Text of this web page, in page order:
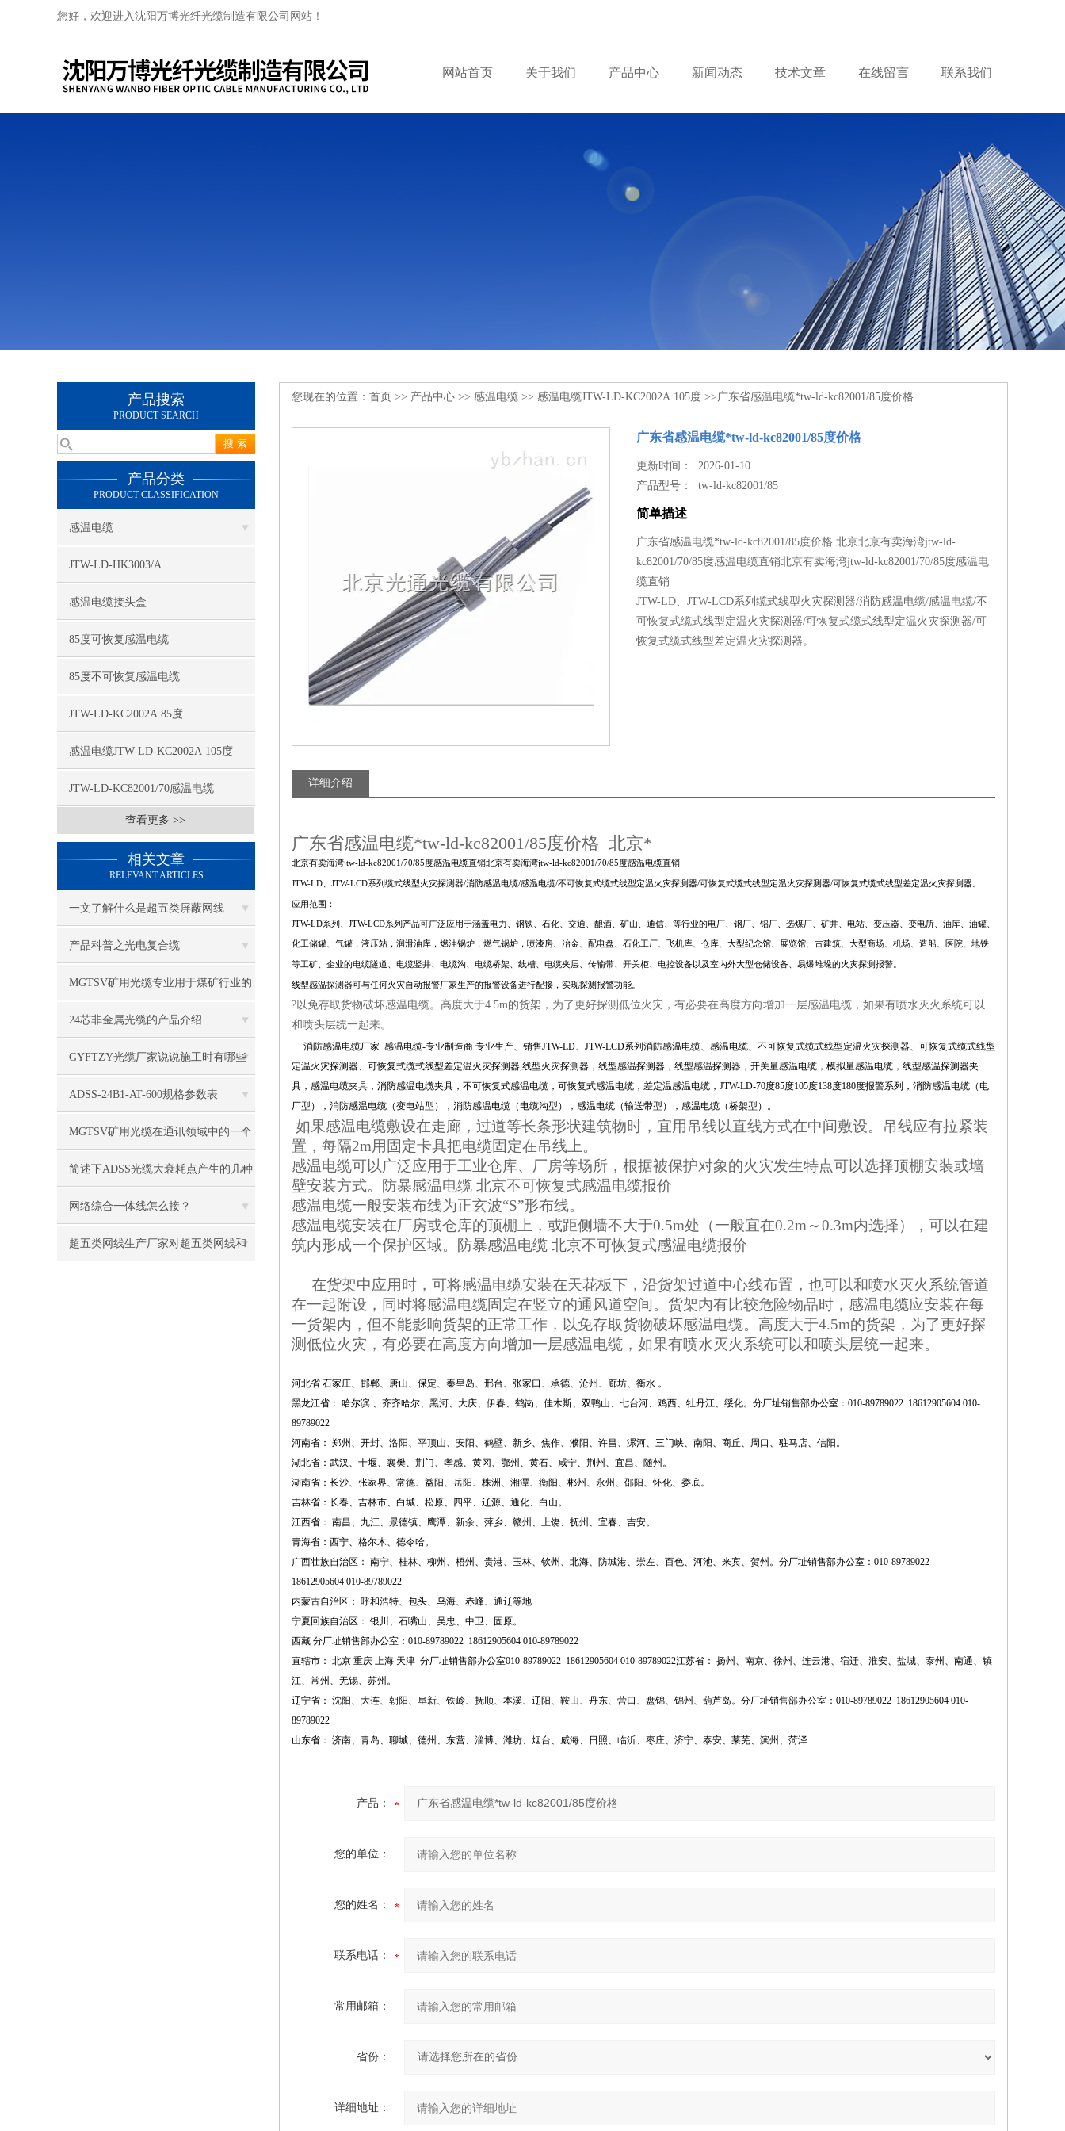
您好，欢迎进入沈阳万博光纤光缆制造有限公司网站！
网站首页 关于我们 产品中心 新闻动态 技术文章 在线留言 联系我们
产品搜索
PRODUCT SEARCH
产品分类
PRODUCT CLASSIFICATION
感温电缆
JTW-LD-HK3003/A
感温电缆接头盒
85度可恢复感温电缆
85度不可恢复感温电缆
JTW-LD-KC2002A 85度
感温电缆JTW-LD-KC2002A 105度
JTW-LD-KC82001/70感温电缆
查看更多 >>
相关文章
RELEVANT ARTICLES
一文了解什么是超五类屏蔽网线
产品科普之光电复合缆
MGTSV矿用光缆专业用于煤矿行业的
通讯光缆
24芯非金属光缆的产品介绍
GYFTZY光缆厂家说说施工时有哪些
要求
ADSS-24B1-AT-600规格参数表
MGTSV矿用光缆在通讯领域中的一个
特殊应用
简述下ADSS光缆大衰耗点产生的几种
原因
网络综合一体线怎么接？
超五类网线生产厂家对超五类网线和
您现在的位置： 首页 >> 产品中心 >> 感温电缆 >> 感温电缆JTW-LD-KC2002A 105度 >>广东省感温电缆*tw-ld-kc82001/85度价格
广东省感温电缆*tw-ld-kc82001/85度价格
更新时间： 2026-01-10
产品型号：tw-ld-kc82001/85
简单描述
广东省感温电缆*tw-ld-kc82001/85度价格 北京北京有卖海湾jtw-ld-
kc82001/70/85度感温电缆直销北京有卖海湾jtw-ld-kc82001/70/85度感温电
缆直销
JTW-LD、JTW-LCD系列缆式线型火灾探测器/消防感温电缆/感温电缆/不
可恢复式缆式线型定温火灾探测器/可恢复式缆式线型定温火灾探测器/可
恢复式缆式线型差定温火灾探测器。
详细介绍
广东省感温电缆*tw-ld-kc82001/85度价格 北京*
北京有卖海湾jtw-ld-kc82001/70/85度感温电缆直销北京有卖海湾jtw-ld-kc82001/70/85度感温电缆直销
JTW-LD、JTW-LCD系列缆式线型火灾探测器/消防感温电缆/感温电缆/不可恢复式缆式线型定温火灾探测器/可恢复式缆式线型定温火灾探测器/可恢复式缆式线型差定温火灾探测器。
应用范围：
JTW-LD系列、JTW-LCD系列产品可广泛应用于涵盖电力、钢铁、石化、交通、酿酒、矿山、通信、等行业的电厂、钢厂、铝厂、选煤厂、矿井、电站、变压器、变电所、油库、油罐、
化工储罐、气罐，液压站，润滑油库，燃油锅炉，燃气锅炉，喷漆房、冶金、配电盘、石化工厂、飞机库、仓库、大型纪念馆、展览馆、古建筑、大型商场、机场、造船、医院、地铁
等工矿、企业的电缆隧道、电缆竖井、电缆沟、电缆桥架、线槽、电缆夹层、传输带、开关柜、电控设备以及室内外大型仓储设备、易爆堆垛的火灾探测报警。
线型感温探测器可与任何火灾自动报警厂家生产的报警设备进行配接，实现探测报警功能。
?以免存取货物破坏感温电缆。高度大于4.5m的货架，为了更好探测低位火灾，有必要在高度方向增加一层感温电缆，如果有喷水灭火系统可以
和喷头层统一起来。
消防感温电缆厂家 感温电缆-专业制造商 专业生产、销售JTW-LD、JTW-LCD系列消防感温电缆、感温电缆、不可恢复式缆式线型定温火灾探测器、可恢复式缆式线型
定温火灾探测器、可恢复式缆式线型差定温火灾探测器,线型火灾探测器，线型感温探测器，线型感温探测器，开关量感温电缆，模拟量感温电缆，线型感温探测器夹
具，感温电缆夹具，消防感温电缆夹具，不可恢复式感温电缆，可恢复式感温电缆，差定温感温电缆，JTW-LD-70度85度105度138度180度报警系列，消防感温电缆（电
厂型），消防感温电缆（变电站型），消防感温电缆（电缆沟型），感温电缆（输送带型），感温电缆（桥架型）。
如果感温电缆敷设在走廊，过道等长条形状建筑物时，宜用吊线以直线方式在中间敷设。吊线应有拉紧装
置，每隔2m用固定卡具把电缆固定在吊线上。
感温电缆可以广泛应用于工业仓库、厂房等场所，根据被保护对象的火灾发生特点可以选择顶棚安装或墙
壁安装方式。防暴感温电缆 北京不可恢复式感温电缆报价
感温电缆一般安装布线为正玄波“S”形布线。
感温电缆安装在厂房或仓库的顶棚上，或距侧墙不大于0.5m处（一般宜在0.2m～0.3m内选择），可以在建
筑内形成一个保护区域。防暴感温电缆 北京不可恢复式感温电缆报价
在货架中应用时，可将感温电缆安装在天花板下，沿货架过道中心线布置，也可以和喷水灭火系统管道
在一起附设，同时将感温电缆固定在竖立的通风道空间。货架内有比较危险物品时，感温电缆应安装在每
一货架内，但不能影响货架的正常工作，以免存取货物破坏感温电缆。高度大于4.5m的货架，为了更好探
测低位火灾，有必要在高度方向增加一层感温电缆，如果有喷水灭火系统可以和喷头层统一起来。
河北省 石家庄、邯郸、唐山、保定、秦皇岛、邢台、张家口、承德、沧州、廊坊、衡水 。
黑龙江省： 哈尔滨 、齐齐哈尔、黑河、大庆、伊春、鹤岗、佳木斯、双鸭山、七台河、鸡西、牡丹江、绥化。分厂址销售部办公室：010-89789022 18612905604 010-
89789022
河南省： 郑州、开封、洛阳、平顶山、安阳、鹤壁、新乡、焦作、濮阳、许昌、漯河、三门峡、南阳、商丘、周口、驻马店、信阳。
湖北省：武汉、十堰、襄樊、荆门、孝感、黄冈、鄂州、黄石、咸宁、荆州、宜昌、随州。
湖南省：长沙、张家界、常德、益阳、岳阳、株洲、湘潭、衡阳、郴州、永州、邵阳、怀化、娄底。
吉林省：长春、吉林市、白城、松原、四平、辽源、通化、白山。
江西省： 南昌、九江、景德镇、鹰潭、新余、萍乡、赣州、上饶、抚州、宜春、吉安。
青海省：西宁、格尔木、德令哈。
广西壮族自治区： 南宁、桂林、柳州、梧州、贵港、玉林、钦州、北海、防城港、崇左、百色、河池、来宾、贺州。分厂址销售部办公室：010-89789022
18612905604 010-89789022
内蒙古自治区： 呼和浩特、包头、乌海、赤峰、通辽等地
宁夏回族自治区： 银川、石嘴山、吴忠、中卫、固原。
西藏 分厂址销售部办公室：010-89789022 18612905604 010-89789022
直辖市： 北京 重庆 上海 天津 分厂址销售部办公室010-89789022 18612905604 010-89789022江苏省： 扬州、南京、徐州、连云港、宿迁、淮安、盐城、泰州、南通、镇
江、常州、无锡、苏州。
辽宁省： 沈阳、大连、朝阳、阜新、铁岭、抚顺、本溪、辽阳、鞍山、丹东、营口、盘锦、锦州、葫芦岛。分厂址销售部办公室：010-89789022 18612905604 010-
89789022
山东省： 济南、青岛、聊城、德州、东营、淄博、潍坊、烟台、威海、日照、临沂、枣庄、济宁、泰安、莱芜、滨州、菏泽
产品：
您的单位：
您的姓名：
联系电话：
常用邮箱：
省份：
详细地址：